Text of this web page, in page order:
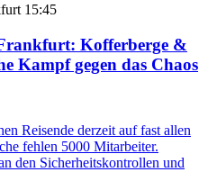
15:45
: Kofferberge &
Kampf gegen das Chaos
Reisende derzeit auf fast allen
fehlen 5000 Mitarbeiter.
den Sicherheitskontrollen und